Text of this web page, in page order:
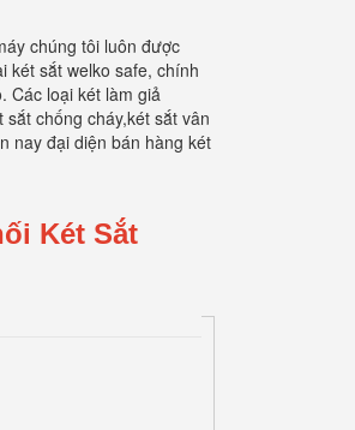
chúng tôi luôn được
két sắt welko safe, chính
Các loại két làm giả
chống cháy,két sắt vân
nay đại diện bán hàng két
Két Sắt